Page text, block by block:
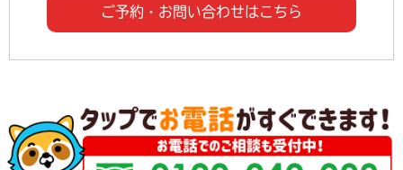
ご予約・お問い合わせはこちら